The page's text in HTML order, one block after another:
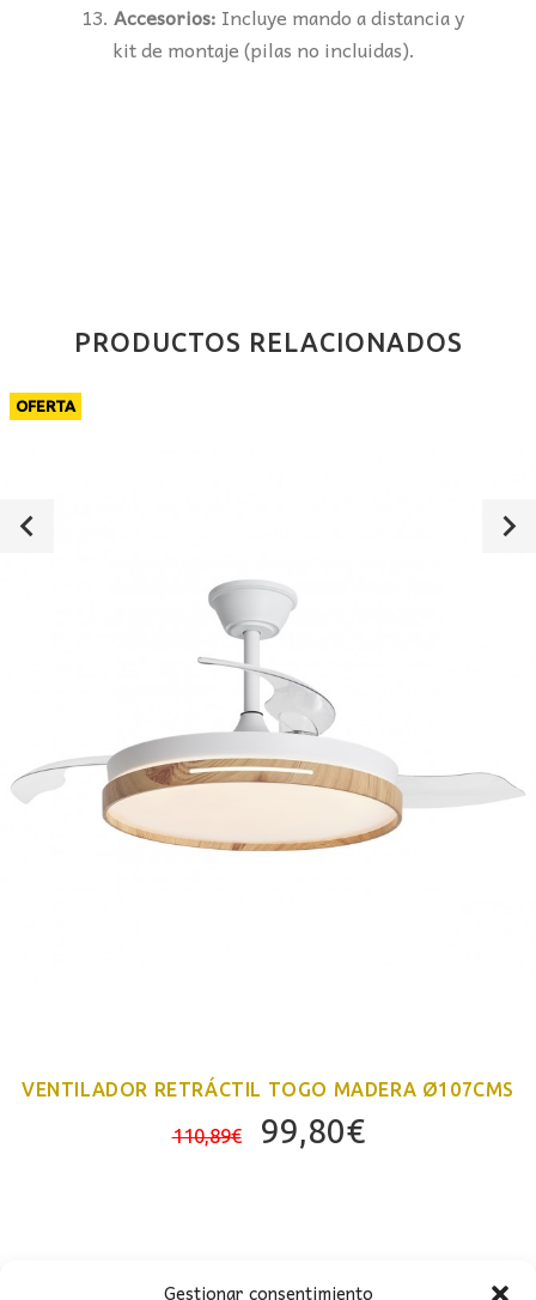
Gestionar consentimiento
Accesorios: Incluye mando a distancia y
kit de montaje (pilas no incluidas).
PRODUCTOS RELACIONADOS
OFERTA
VENTILADOR RETRÁCTIL TOGO MADERA Ø107CMS
110,89€
El
99,80€El